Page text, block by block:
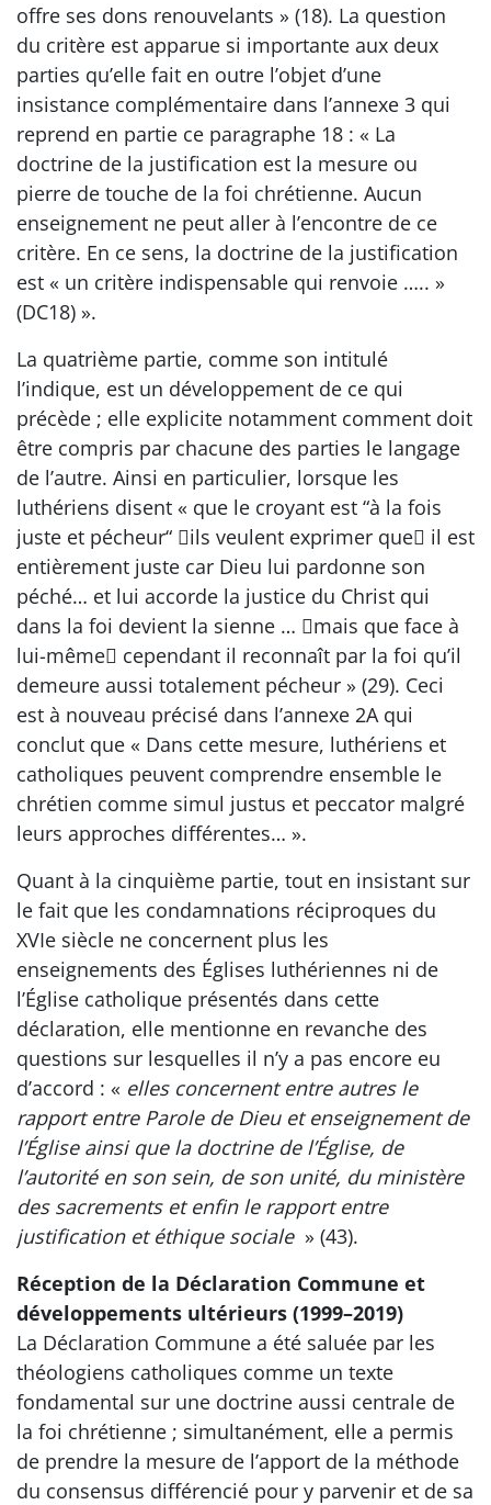
offre ses dons renouvelants » (18). La question
du critère est apparue si importante aux deux
parties qu’elle fait en outre l’objet d’une
insistance complémentaire dans l’annexe 3 qui
reprend en partie ce paragraphe 18 : « La
doctrine de la justification est la mesure ou
pierre de touche de la foi chrétienne. Aucun
enseignement ne peut aller à l’encontre de ce
critère. En ce sens, la doctrine de la justification
est « un critère indispensable qui renvoie ….. »
(DC18) ».
La quatrième partie, comme son intitulé
l’indique, est un développement de ce qui
précède ; elle explicite notamment comment doit
être compris par chacune des parties le langage
de l’autre. Ainsi en particulier, lorsque les
luthériens disent « que le croyant est “à la fois
juste et pécheur“ ils veulent exprimer que il est
entièrement juste car Dieu lui pardonne son
péché… et lui accorde la justice du Christ qui
dans la foi devient la sienne … mais que face à
lui-même cependant il reconnaît par la foi qu’il
demeure aussi totalement pécheur » (29). Ceci
est à nouveau précisé dans l’annexe 2A qui
conclut que « Dans cette mesure, luthériens et
catholiques peuvent comprendre ensemble le
chrétien comme simul justus et peccator malgré
leurs approches différentes… ».
Quant à la cinquième partie, tout en insistant sur
le fait que les condamnations réciproques du
XVIe siècle ne concernent plus les
enseignements des Églises luthériennes ni de
l’Église catholique présentés dans cette
déclaration, elle mentionne en revanche des
questions sur lesquelles il n’y a pas encore eu
d’accord : « elles concernent entre autres le
rapport entre Parole de Dieu et enseignement de
l’Église ainsi que la doctrine de l’Église, de
l’autorité en son sein, de son unité, du ministère
des sacrements et enfin le rapport entre
justification et éthique sociale » (43).
Réception de la Déclaration Commune et
développements ultérieurs (1999–2019)
La Déclaration Commune a été saluée par les
théologiens catholiques comme un texte
fondamental sur une doctrine aussi centrale de
la foi chrétienne ; simultanément, elle a permis
de prendre la mesure de l’apport de la méthode
du consensus différencié pour y parvenir et de sa